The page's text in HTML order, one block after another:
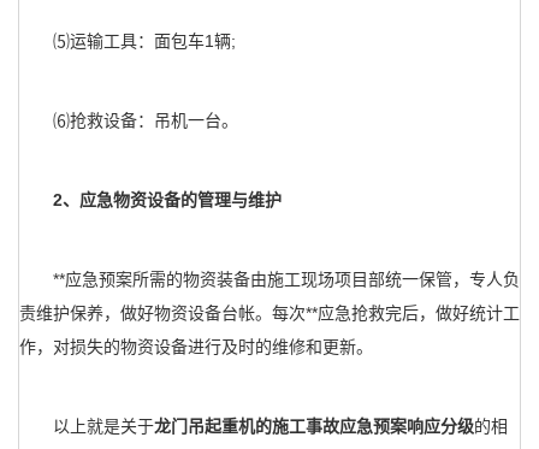
⑸运输工具：面包车1辆;
⑹抢救设备：吊机一台。
2、应急物资设备的管理与维护
**应急预案所需的物资装备由施工现场项目部统一保管，专人负
责维护保养，做好物资设备台帐。每次**应急抢救完后，做好统计工
作，对损失的物资设备进行及时的维修和更新。
以上就是关于龙门吊起重机的施工事故应急预案响应分级的相